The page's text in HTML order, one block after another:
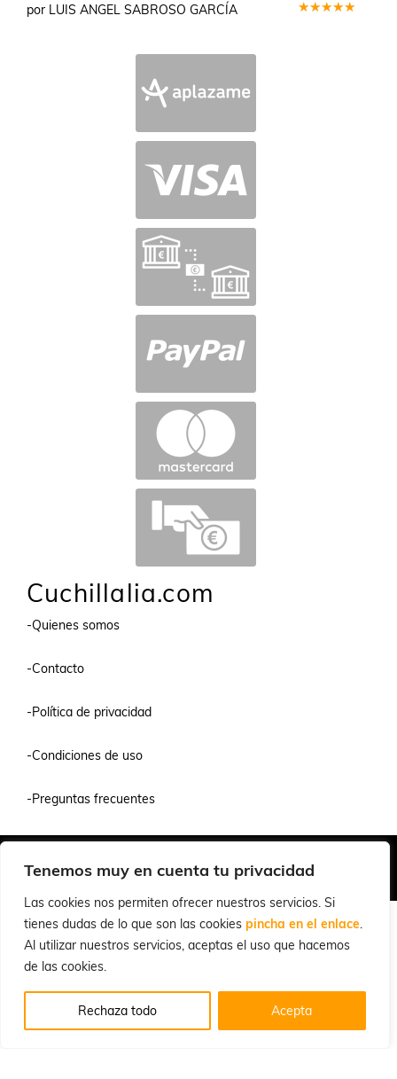
Tenemos muy en cuenta tu privacidad
Las cookies nos permiten ofrecer nuestros servicios. Si
tienes dudas de lo que son las cookies pincha en el enlace.
Al utilizar nuestros servicios, aceptas el uso que hacemos
de las cookies.
Rechaza todo Acepta
por LUIS ANGEL SABROSO GARCÍA
Cuchillalia.com
-Quienes somos
-Contacto
-Política de privacidad
-Condiciones de uso
-Preguntas frecuentes
© 2026 Cuchillalia.com